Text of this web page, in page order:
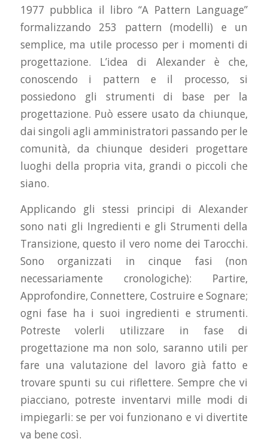
1977 pubblica il libro “A Pattern Language”
formalizzando 253 pattern (modelli) e un
semplice, ma utile processo per i momenti di
progettazione. L’idea di Alexander è che,
conoscendo i pattern e il processo, si
possiedono gli strumenti di base per la
progettazione. Può essere usato da chiunque,
dai singoli agli amministratori passando per le
comunità, da chiunque desideri progettare
luoghi della propria vita, grandi o piccoli che
siano.
Applicando gli stessi principi di Alexander
sono nati gli Ingredienti e gli Strumenti della
Transizione, questo il vero nome dei Tarocchi.
Sono organizzati in cinque fasi (non
necessariamente cronologiche): Partire,
Approfondire, Connettere, Costruire e Sognare;
ogni fase ha i suoi ingredienti e strumenti.
Potreste volerli utilizzare in fase di
progettazione ma non solo, saranno utili per
fare una valutazione del lavoro già fatto e
trovare spunti su cui riflettere. Sempre che vi
piacciano, potreste inventarvi mille modi di
impiegarli: se per voi funzionano e vi divertite
va bene così.